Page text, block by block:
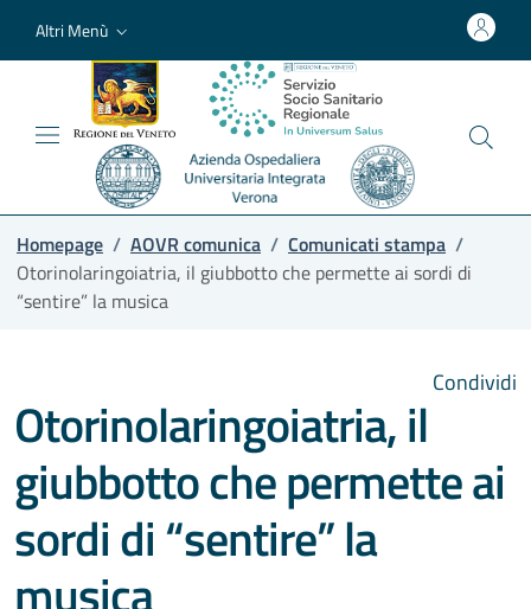
Altri Menù
Homepage / AOVR comunica / Comunicati stampa /
Otorinolaringoiatria, il giubbotto che permette ai sordi di
“sentire” la musica
Condividi
Otorinolaringoiatria, il
giubbotto che permette ai
sordi di “sentire” la